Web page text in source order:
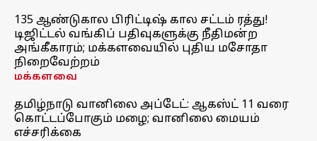
135 ஆண்டுகால பிரிட்டிஷ் கால சட்டம் ரத்து!
டிஜிட்டல் வங்கிப் பதிவுகளுக்கு நீதிமன்ற
அங்கீகாரம்; மக்களவையில் புதிய மசோதா
நிறைவேற்றம்
மக்களவை
தமிழ்நாடு வானிலை அப்டேட்: ஆகஸ்ட் 11 வரை
கொட்டப்போகும் மழை; வானிலை மையம்
எச்சரிக்கை